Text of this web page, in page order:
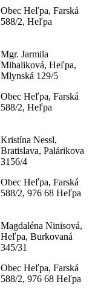
Obec Heľpa, Farská
588/2, Heľpa
Mgr. Jarmila
Mihaliková, Heľpa,
Mlynská 129/5
Obec Heľpa, Farská
588/2, Heľpa
Kristína Nessl,
Bratislava, Palárikova
3156/4
Obec Heľpa, Farská
588/2, 976 68 Heľpa
Magdaléna Ninisová,
Heľpa, Burkovaná
345/31
Obec Heľpa, Farská
588/2, 976 68 Heľpa